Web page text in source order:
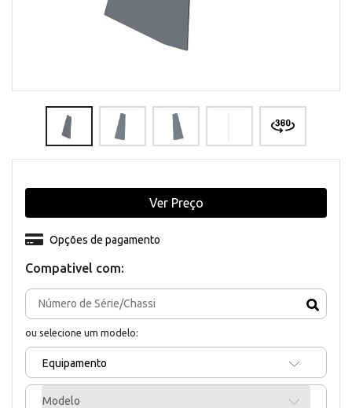
Compativel com:
ou selecione um modelo:
Equipamento
Modelo
Opções de pagamento
Ver Preço